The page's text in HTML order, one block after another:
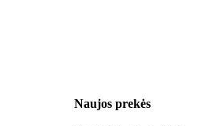
Naujos prekės